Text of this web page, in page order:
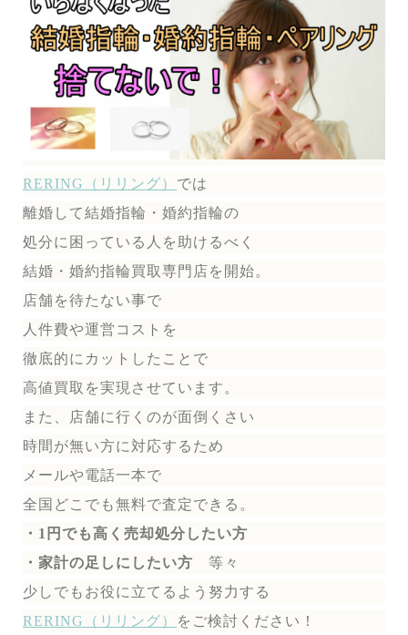
RERING（リリング） では
離婚して結婚指輪・婚約指輪の
処分に困っている人を助けるべく
結婚・婚約指輪買取専門店を開始。
店舗を待たない事で
人件費や運営コストを
徹底的にカットしたことで
高値買取を実現させています。
また、店舗に行くのが面倒くさい
時間が無い方に対応するため
メールや電話一本で
全国どこでも無料で査定できる。
・1円でも高く売却処分したい方
・家計の足しにしたい方 等々
少しでもお役に立てるよう努力する
RERING（リリング）
を ご検討ください！